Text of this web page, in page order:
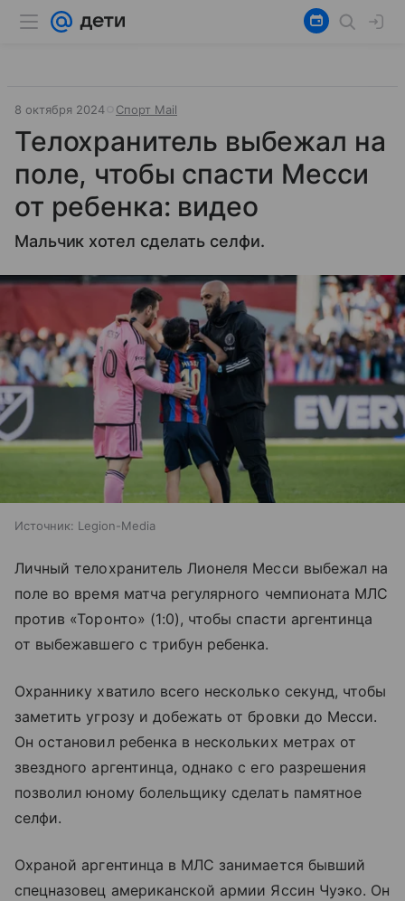
8 октября 2024 Спорт Mail
Телохранитель выбежал на
поле, чтобы спасти Месси
от ребенка: видео
Мальчик хотел сделать селфи.
Источник: Legion-Media
Личный телохранитель Лионеля Месси выбежал на
поле во время матча регулярного чемпионата МЛС
против «Торонто» (1:0), чтобы спасти аргентинца
от выбежавшего с трибун ребенка.
Охраннику хватило всего несколько секунд, чтобы
заметить угрозу и добежать от бровки до Месси.
Он остановил ребенка в нескольких метрах от
звездного аргентинца, однако с его разрешения
позволил юному болельщику сделать памятное
селфи.
Охраной аргентинца в МЛС занимается бывший
спецназовец американской армии Яссин Чуэко. Он